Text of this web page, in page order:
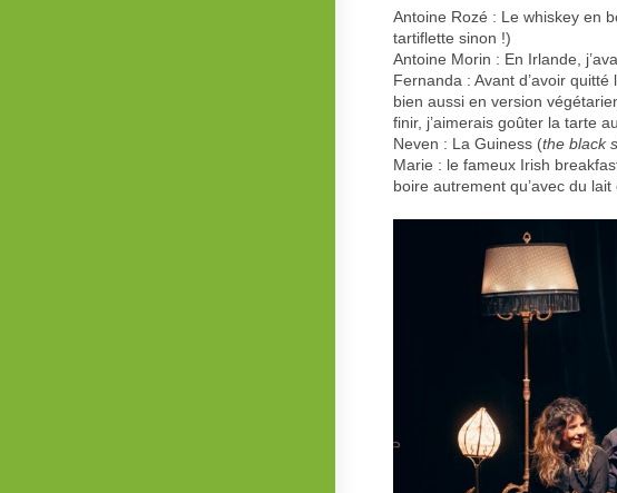
Antoine Rozé : Le whiskey en
tartiflette sinon !)
Antoine Morin : En Irlande,
Fernanda : Avant d’avoir quitté
bien aussi en version
finir, j’aimerais goûter la tarte
Neven : La Guiness (the black
Marie : le fameux Irish
boire autrement qu’avec du lait